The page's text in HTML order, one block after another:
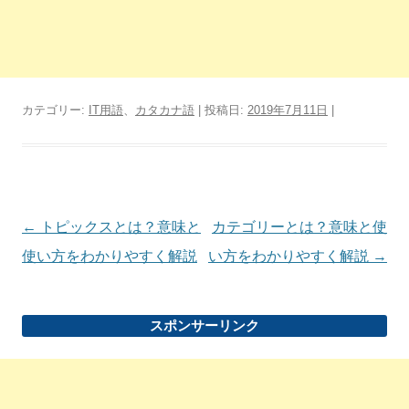
カテゴリー: IT用語、 カタカナ語 | 投稿日: 2019年7月11日
投
稿
ビ
←
トピックスとは？意味と
使い方をわかりやすく解説
カテゴリーとは？意味と使
い方をわかりやすく解説 →
スポンサーリンク